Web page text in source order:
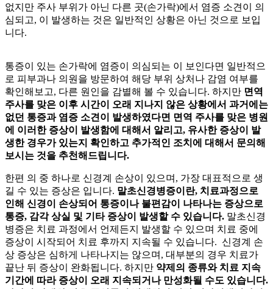
없지만 주사 부위가 아닌 다른 곳(손가락)에서 염증 소견이 의
심되고, 이 발생하는 것은 일반적인 상황은 아닌 것으로 보입
니다.
통증이 있는 손가락에 염증이 의심되는 이 보인다면 일반적으
로 피부과나 의원을 방문하여 해당 부위 상처나 감염 여부를
확인해보고, 다른 원인을 감별해 볼 수 있습니다. 하지만 면역
주사를 맞은 이후 시간이 오래 지나지 않은 상황에서 과거에는
없던 통증과 염증 소견이 발생하였다면 면역 주사를 맞은 병원
에 이러한 증상이 발생함에 대해서 알리고, 유사한 증상이 발
생한 경우가 있는지 확인하고 추가적인 조치에 대해서 문의해
보시는 것을 추천해드립니다.
한편 의 중 하나로 신경계 손상이 있으며, 가장 대표적으로 생
길 수 있는 증상은 입니다. 말초신경병증이란, 치료과정으로
인해 신경이 손상되어 통증이나 불편감이 나타나는 증상으로
통증, 감각 상실 및 기타 증상이 발생할 수 있습니다. 말초신경
병증은 치료 과정에서 언제든지 발생할 수 있으며 치료 중에
증상이 시작되어 치료 후까지 지속될 수 있습니다. 신경계 손
상 증상은 심하게 나타나지는 않으며, 대부분의 경우 치료가
끝난 뒤 증상이 완화됩니다. 하지만 약제의 종류와 치료 지속
기간에 따라 증상이 오래 지속되거나 만성화될 수도 있습니다.